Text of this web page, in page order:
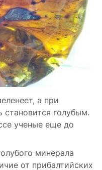
а при
становится голубым.
ученые еще до
минерала
от прибалтийских